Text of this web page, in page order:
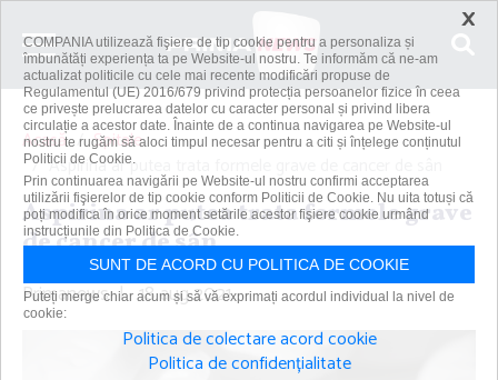
Acasă
Spitale
Aspirina ar putea trata formele grave de cancer de sân
Aspirina ar putea trata formele grave
de cancer de sân
Primanews | 18 aug 2021
×
COMPANIA utilizează fişiere de tip cookie pentru a personaliza și
îmbunătăți experiența ta pe Website-ul nostru. Te informăm că ne-am
actualizat politicile cu cele mai recente modificări propuse de
Regulamentul (UE) 2016/679 privind protecția persoanelor fizice în ceea
ce privește prelucrarea datelor cu caracter personal și privind libera
circulație a acestor date. Înainte de a continua navigarea pe Website-ul
nostru te rugăm să aloci timpul necesar pentru a citi și înțelege conținutul
Politicii de Cookie.
Prin continuarea navigării pe Website-ul nostru confirmi acceptarea
utilizării fişierelor de tip cookie conform Politicii de Cookie. Nu uita totuși că
poți modifica în orice moment setările acestor fişiere cookie urmând
instrucțiunile din Politica de Cookie.
SUNT DE ACORD CU POLITICA DE COOKIE
Puteți merge chiar acum și să vă exprimați acordul individual la nivel de
cookie:
Politica de colectare acord cookie
Politica de confidențialitate